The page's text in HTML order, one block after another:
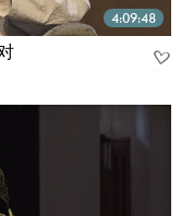
4:09:48